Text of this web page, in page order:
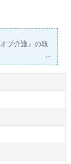
ブ介護』の取
します。